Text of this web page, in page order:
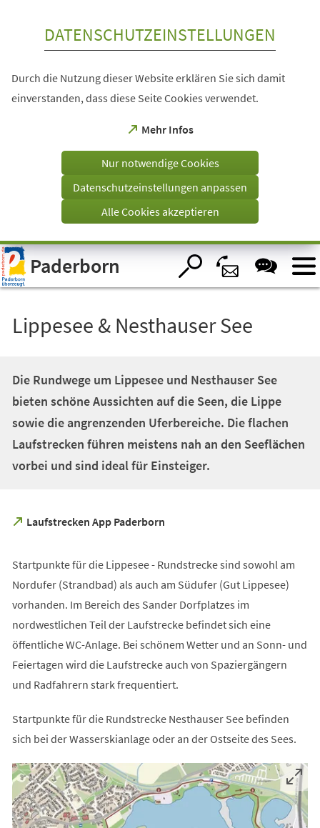
Visuelle
Assistenzsoftware
öffnen.
DATENSCHUTZEINSTELLUNGEN
Durch die Nutzung dieser Website erklären Sie sich damit
einverstanden, dass diese Seite Cookies verwendet.
Mehr Infos
(Öffnet
einem
Tab)
Nur notwendige Cookies
Datenschutzeinstellungen anpassen
Alle Cookies akzeptieren
Paderborn
Lippesee & Nesthauser See
Die Rundwege um Lippesee und Nesthauser See
bieten schöne Aussichten auf die Seen, die Lippe
sowie die angrenzenden Uferbereiche. Die flachen
Laufstrecken führen meistens nah an den Seeflächen
vorbei und sind ideal für Einsteiger.
Laufstrecken App Paderborn
(Öffnet
neuen
Tab)
Startpunkte für die Lippesee - Rundstrecke sind sowohl am
Nordufer (Strandbad) als auch am Südufer (Gut Lippesee)
vorhanden. Im Bereich des Sander Dorfplatzes im
nordwestlichen Teil der Laufstrecke befindet sich eine
öffentliche WC-Anlage. Bei schönem Wetter und an Sonn- und
Feiertagen wird die Laufstrecke auch von Spaziergängern
und Radfahrern stark frequentiert.
Startpunkte für die Rundstrecke Nesthauser See befinden
sich bei der Wasserskianlage oder an der Ostseite des Sees.